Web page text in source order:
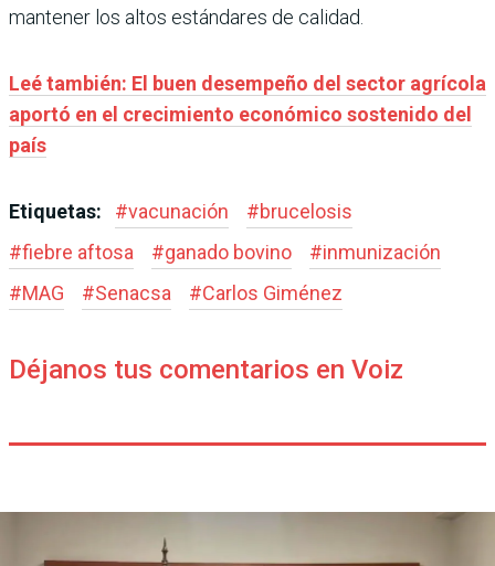
mantener los altos estándares de calidad.
Leé también: El buen desempeño del sector agrícola
aportó en el crecimiento económico sostenido del
país
Etiquetas: #vacunación #brucelosis
#fiebre aftosa #ganado bovino #inmunización
#MAG #Senacsa #Carlos Giménez
Déjanos tus comentarios en Voiz